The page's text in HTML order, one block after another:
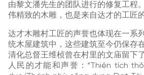
由黎文潘先生的团队进行的修复工程
伟精致的木雕，也是来自达才的工匠
达才木雕村工匠的声誉也体现在一系
统木屋建筑中，这些建筑至今仍保存
清化总督王维桢曾在村里的文庙留下
人民的才能和声誉：“Thiện tích